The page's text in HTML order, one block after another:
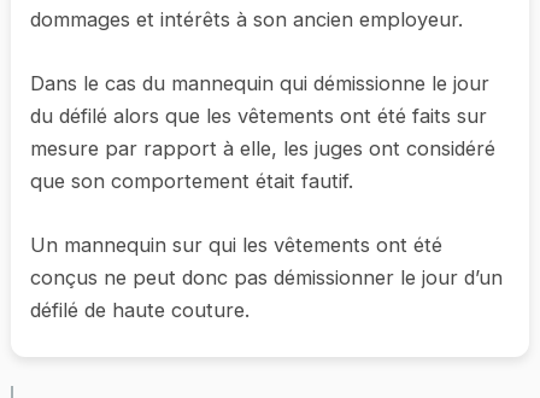
dommages et intérêts à son ancien employeur.
Dans le cas du mannequin qui démissionne le jour
du défilé alors que les vêtements ont été faits sur
mesure par rapport à elle, les juges ont considéré
que son comportement était fautif.
Un mannequin sur qui les vêtements ont été
conçus ne peut donc pas démissionner le jour d’un
défilé de haute couture.